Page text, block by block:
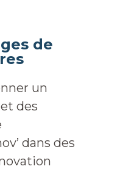
de
un
des
dans des